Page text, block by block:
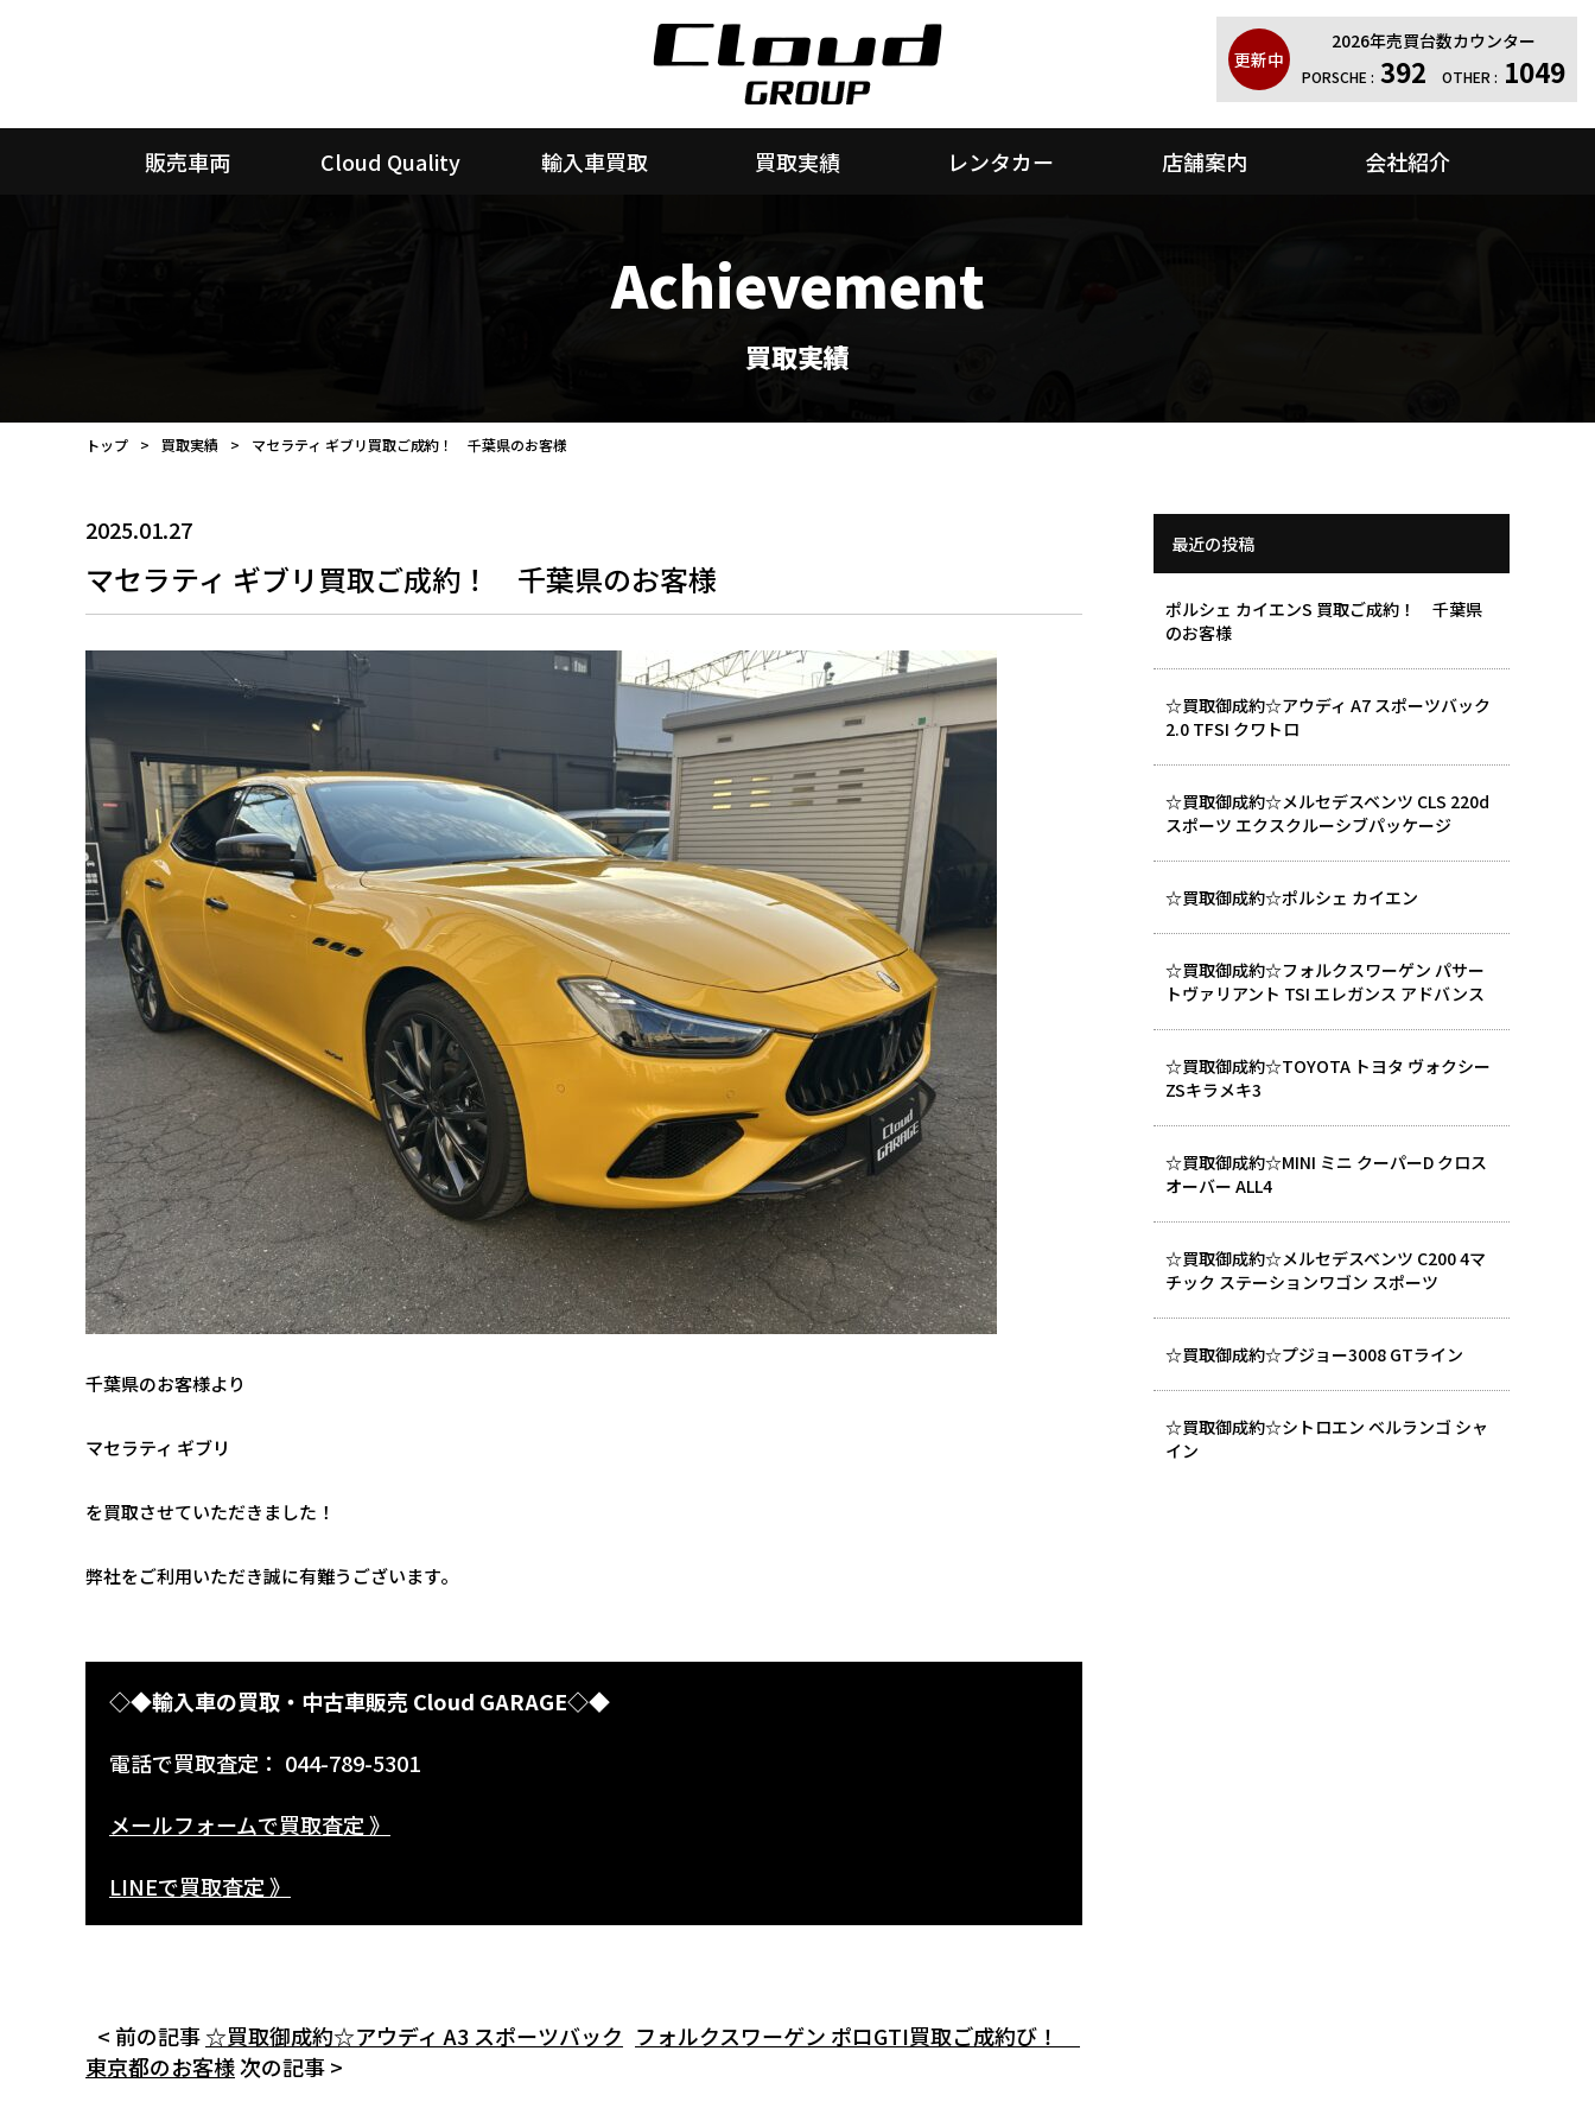
更新中
2026年売買台数カウンター
PORSCHE : 392 OTHER : 1049
販売車両 Cloud Quality 輸入車買取 買取実績 レンタカー 店舗案内 会社紹介
Achievement
買取実績
トップ 買取実績 マセラティ ギブリ買取ご成約！ 千葉県のお客様
2025.01.27
マセラティ ギブリ買取ご成約！ 千葉県のお客様
千葉県のお客様より
マセラティ ギブリ
を買取させていただきました！
弊社をご利用いただき誠に有難うございます。
◇◆輸入車の買取・中古車販売 Cloud GARAGE◇◆
電話で買取査定： 044-789-5301
メールフォームで買取査定 》
LINEで買取査定 》
< 前の記事☆買取御成約☆アウディ A3 スポーツバック フォルクスワーゲン ポロGTI買取ご成約び！
東京都のお客様次の記事 >
最近の投稿
ポルシェ カイエンS 買取ご成約！ 千葉県
のお客様
☆買取御成約☆アウディ A7 スポーツバック
2.0 TFSI クワトロ
☆買取御成約☆メルセデスベンツ CLS 220d
スポーツ エクスクルーシブパッケージ
☆買取御成約☆ポルシェ カイエン
☆買取御成約☆フォルクスワーゲン パサー
トヴァリアント TSI エレガンス アドバンス
☆買取御成約☆TOYOTA トヨタ ヴォクシー
ZSキラメキ3
☆買取御成約☆MINI ミニ クーパーD クロス
オーバー ALL4
☆買取御成約☆メルセデスベンツ C200 4マ
チック ステーションワゴン スポーツ
☆買取御成約☆プジョー3008 GTライン
☆買取御成約☆シトロエン ベルランゴ シャ
イン